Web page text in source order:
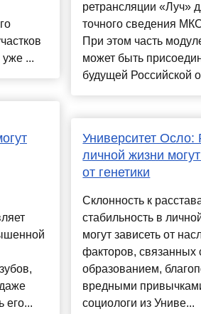
...
его...
ретрансляции «Луч»
точного сведения
При этом часть
может быть
будущей Российской
Университет Осло:
личной жизни
от генетики
Склонность к
стабильность в
могут зависеть от
факторов, связанных
образованием,
вредными
социологи из Униве...